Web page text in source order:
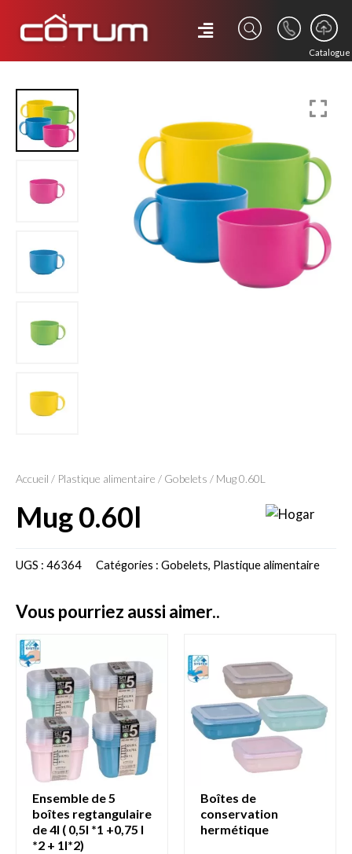
Catalogue
Accueil / Plastique alimentaire / Gobelets / Mug 0.60L
mug 0.60l
UGS : 46364 Catégories : Gobelets, Plastique alimentaire
vous pourriez aussi aimer..
ensemble de 5
boîtes regtangulaire
de 4l ( 0,5l *1 +0,75 l
*2 + 1l*2)
boîtes de
conservation
hermétique